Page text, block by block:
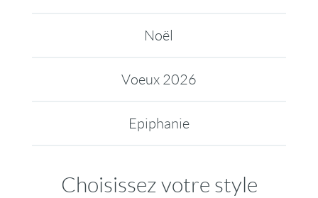
Noël
Voeux 2026
Epiphanie
Choisissez votre style